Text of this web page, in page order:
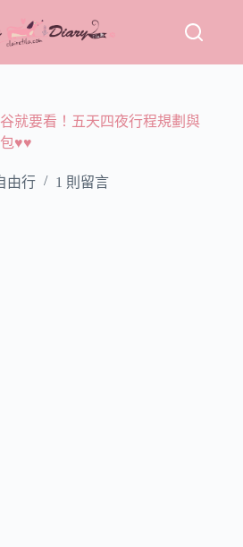
就要看！五天四夜行程規劃與
♥♥
由行 1 則留言